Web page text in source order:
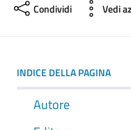
Condividi Vedi
INDICE DELLA PAGINA
Autore